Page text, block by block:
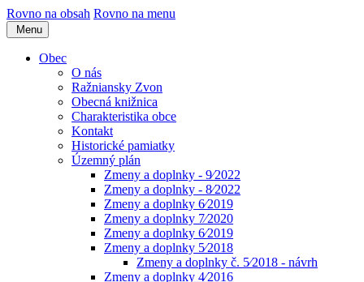
Rovno na obsah Rovno na menu
Menu
Obec
O nás
Ražniansky Zvon
Obecná knižnica
Charakteristika obce
Kontakt
Historické pamiatky
Územný plán
Zmeny a doplnky - 9⁄2022
Zmeny a doplnky - 8⁄2022
Zmeny a doplnky 6⁄2019
Zmeny a doplnky 7⁄2020
Zmeny a doplnky 6⁄2019
Zmeny a doplnky 5⁄2018
Zmeny a doplnky č. 5⁄2018 - návrh
Zmeny a doplnky 4⁄2016